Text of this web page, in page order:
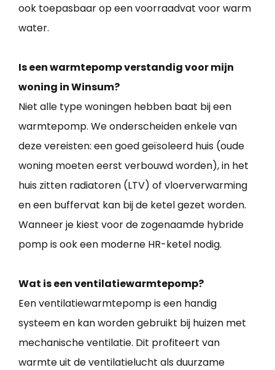
ook toepasbaar op een voorraadvat voor warm
water.
Is een warmtepomp verstandig voor mijn
woning in Winsum?
Niet alle type woningen hebben baat bij een
warmtepomp. We onderscheiden enkele van
deze vereisten: een goed geïsoleerd huis (oude
woning moeten eerst verbouwd worden), in het
huis zitten radiatoren (LTV) of vloerverwarming
en een buffervat kan bij de ketel gezet worden.
Wanneer je kiest voor de zogenaamde hybride
pomp is ook een moderne HR-ketel nodig.
Wat is een ventilatiewarmtepomp?
Een ventilatiewarmtepomp is een handig
systeem en kan worden gebruikt bij huizen met
mechanische ventilatie. Dit profiteert van
warmte uit de ventilatielucht als duurzame